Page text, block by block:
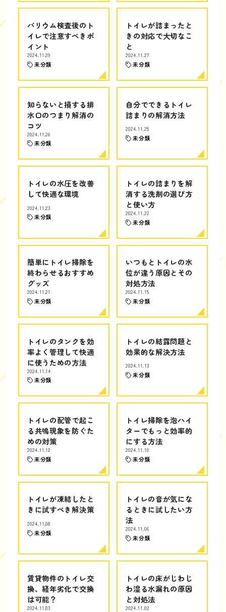
バリウム検査後のト
イレで注意すべきポ
イント
2024.11.29
未分類
トイレが詰まったと
きの対応で大切なこ
と
2024.11.27
未分類
知らないと損する排
水口のつまり解消の
コツ
2024.11.26
未分類
自分でできるトイレ
詰まりの解消方法
2024.11.25
未分類
トイレの水圧を改善
して快適な環境
2024.11.23
未分類
トイレの詰まりを解
消する洗剤の選び方
と使い方
2024.11.22
未分類
簡単にトイレ掃除を
終わらせるおすすめ
グッズ
2024.11.21
未分類
いつもとトイレの水
位が違う原因とその
対処方法
2024.11.15
未分類
トイレのタンクを効
率よく管理して快適
に使うための方法
2024.11.14
未分類
トイレの結露問題と
効果的な解決方法
2024.11.13
未分類
トイレの配管で起こ
る共鳴現象を防ぐた
めの対策
2024.11.12
未分類
トイレ掃除を泡ハイ
ターでもっと効率的
にする方法
2024.11.10
未分類
トイレが凍結したと
きに試すべき解決策
2024.11.08
未分類
トイレの音が気にな
るときに試したい方
法
2024.11.06
未分類
賃貸物件のトイレ交
換、経年劣化で交換
は可能？
2024.11.03
トイレの床がじわじ
わ湿る水漏れの原因
と対処法
2024.11.02